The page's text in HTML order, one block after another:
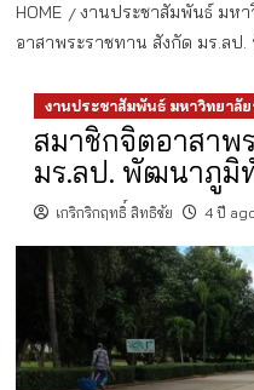
HOME งานประชาสัมพันธ์ มห
อาสาพระราชทาน สังกัด มร.ล
งานประชาสัมพันธ์ มหาวิทยาลั
สมาชิกจิตอาสาพ
มร.ลป. พัฒนาภูมิ
เกริกริกฤทธิ์ สิทธิชัย 4 ปี